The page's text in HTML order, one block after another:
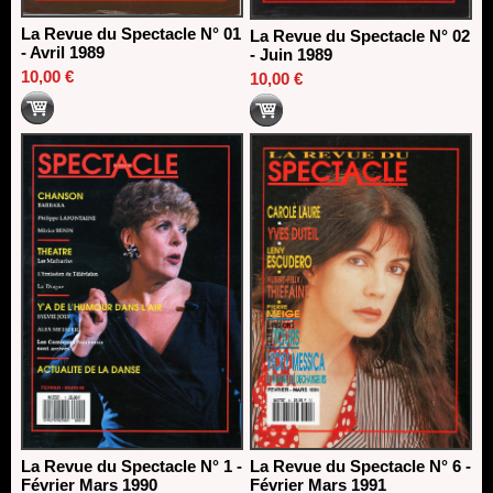
La Revue du Spectacle N° 01
- Avril 1989
10,00 €
La Revue du Spectacle N° 02
- Juin 1989
10,00 €
La Revue du Spectacle N° 1 -
Février Mars 1990
La Revue du Spectacle N° 6 -
Février Mars 1991